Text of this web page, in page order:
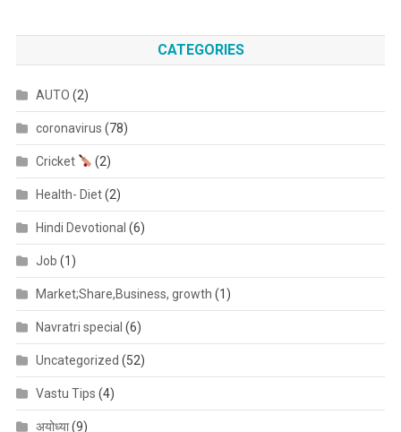
CATEGORIES
AUTO (2)
coronavirus (78)
Cricket (2)
Health- Diet(2)
Hindi Devotional (6)
Job (1)
Market;Share,Business, growth (1)
Navratri special (6)
Uncategorized (52)
Vastu Tips (4)
अयोध्या(9)